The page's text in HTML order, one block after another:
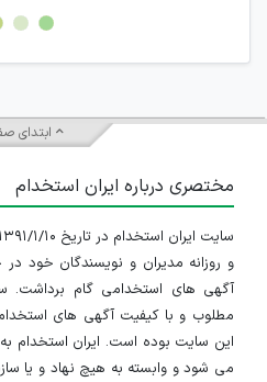
امکان هماهنگی برای هرگونه
ابتدای
مختصری درباره ایران استخدام
و روزانه مدیران و نویسندگان خود
آگهی های استخدامی گام برداشت.
مطلوب و با کیفیت آگهی های
این سایت بوده است. ایران
می شود و وابسته به هیچ نهاد و یا